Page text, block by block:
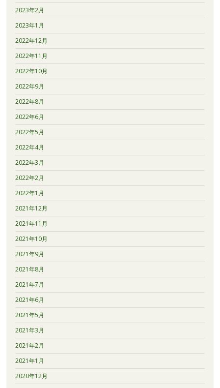
2023年2月
2023年1月
2022年12月
2022年11月
2022年10月
2022年9月
2022年8月
2022年6月
2022年5月
2022年4月
2022年3月
2022年2月
2022年1月
2021年12月
2021年11月
2021年10月
2021年9月
2021年8月
2021年7月
2021年6月
2021年5月
2021年3月
2021年2月
2021年1月
2020年12月